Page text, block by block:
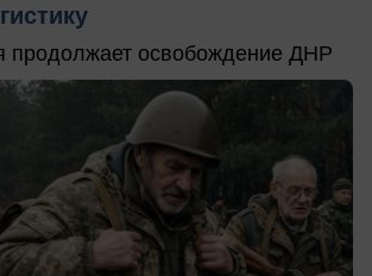
продолжает освобождение ДНР